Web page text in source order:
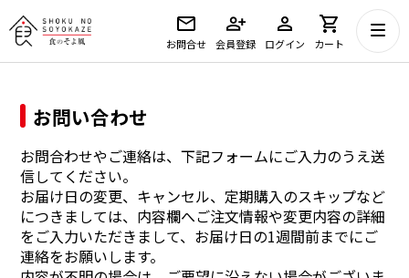
お問合せ 会員登録 ログイン カート
お問い合わせ
お問合わせやご連絡は、下記フォームにご入力のうえ送
信してください。
お届け日の変更、キャンセル、定期購入のスキップなど
につきましては、内容欄へご注文情報や変更内容の詳細
をご入力いただきまして、お届け日の1週間前までにご
連絡をお願いします。